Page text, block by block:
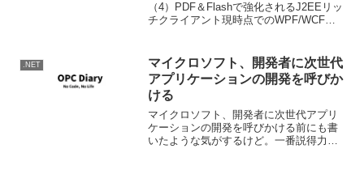
（4）PDF＆Flashで強化されるJ2EEリッ
チクライアント現時点でのWPF/WCFの
リッ...
.NET
マイクロソフト、開発者に次世代
アプリケーションの開発を呼びか
ける
マイクロソフト、開発者に次世代アプリ
ケーションの開発を呼びかける前にも書
いたような気がするけど。一番説得力が